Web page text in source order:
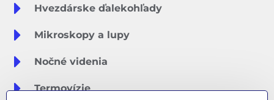
Hvezdárske ďalekohľady
Mikroskopy a lupy
Nočné videnia
Termovízie